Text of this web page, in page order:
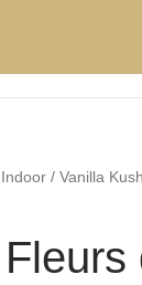
/ Vanilla